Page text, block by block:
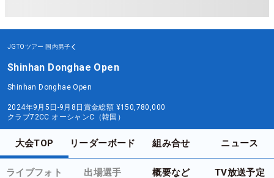
JGTOツアー 国内男子
Shinhan Donghae Open
Shinhan Donghae Open
2024年9月5日-9月8日 賞金総額 ¥150,780,000
クラブ72CC オーシャンC（韓国）
大会TOP リーダーボード 組み合せ ニュース
ライブフォト 出場選手 概要など TV放送予定